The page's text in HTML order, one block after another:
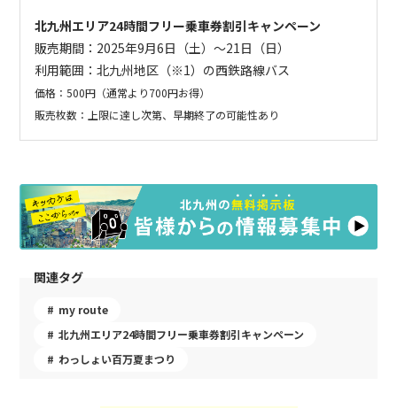
北九州エリア24時間フリー乗車券割引キャンペーン
販売期間：2025年9月6日（土）～21日（日）
利用範囲：北九州地区（※1）の西鉄路線バス
価格：500円（通常より700円お得）
販売枚数：上限に達し次第、早期終了の可能性あり
関連タグ
my route
北九州エリア24時間フリー乗車券割引キャンペーン
わっしょい百万夏まつり